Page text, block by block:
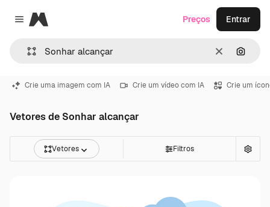
Close menu
Magnific
Limpar
Preços Entrar
Crie uma imagem com IA Crie um vídeo com IA Crie um
Vetores de Sonhar alcançar
Vetores Filtros